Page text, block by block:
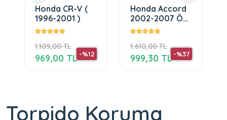
Honda CR-V (
1996-2001 )
1.109,00 TL
-%12
969,00 TL
Honda Accord
2002-2007 Ön
Gögüs Panel
Torpido
Koruma
Koruyucu
1.610,00 TL
-%37
999,30 TL
Torpido Koruma